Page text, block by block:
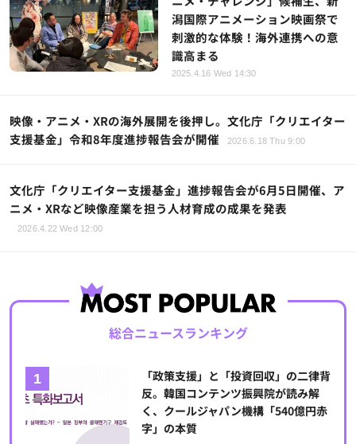
潟国際アニメーション映画祭で
刺激的な体験！海外連携への意
識高まる
2025.4.16 Wed 14:30
映像・アニメ・XRの海外展開を後押し。文化庁「クリエイター
支援基金」令和8年度進捗報告会が開催
2026.6.18 Thu 9:00
文化庁「クリエイター支援基金」進捗報告会が6月5日開催、ア
ニメ・XRなど映像産業を担う人材育成の成果を発表
2026.4.22 Wed 12:00
総合ニュースランキング
「政策支援」と「投資回収」の二律背
反。韓国コンテンツ振興院が読み解
く、クールジャパン機構「540億円赤
字」の本質